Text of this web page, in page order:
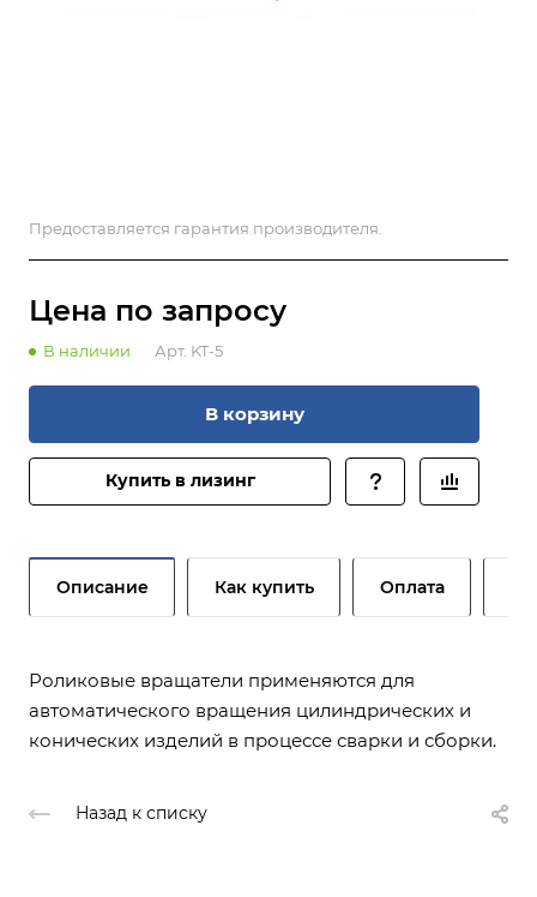
Предоставляется гарантия производителя.
Цена по запросу
В наличии Арт. KT-5
В корзину
Купить в лизинг
Описание Как купить Оплата
Роликовые вращатели применяются для
автоматического вращения цилиндрических и
конических изделий в процессе сварки и сборки.
Назад к списку